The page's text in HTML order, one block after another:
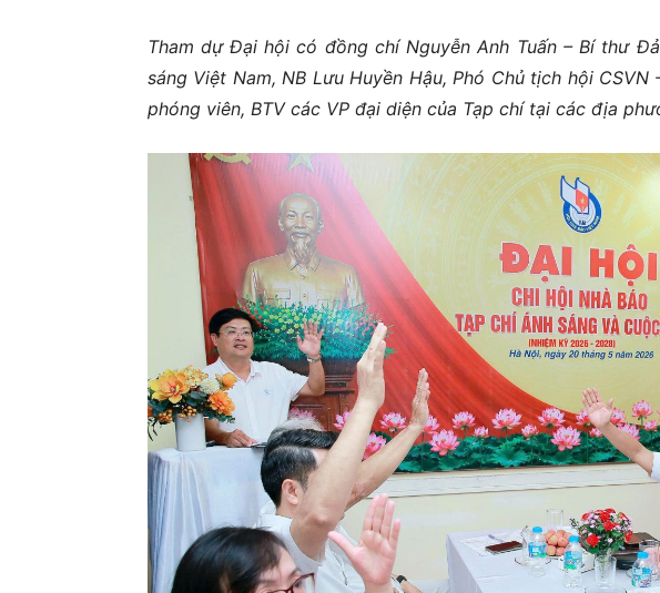
Tham dự Đại hội có đồng chíNguyễn Anh Tuấn – Bí thư
sáng Việt Nam, NB Lưu Huyền Hậu, Phó Chủ tịch hội
phóng viên, BTV các VP đại diện của Tạp chí tại các địa